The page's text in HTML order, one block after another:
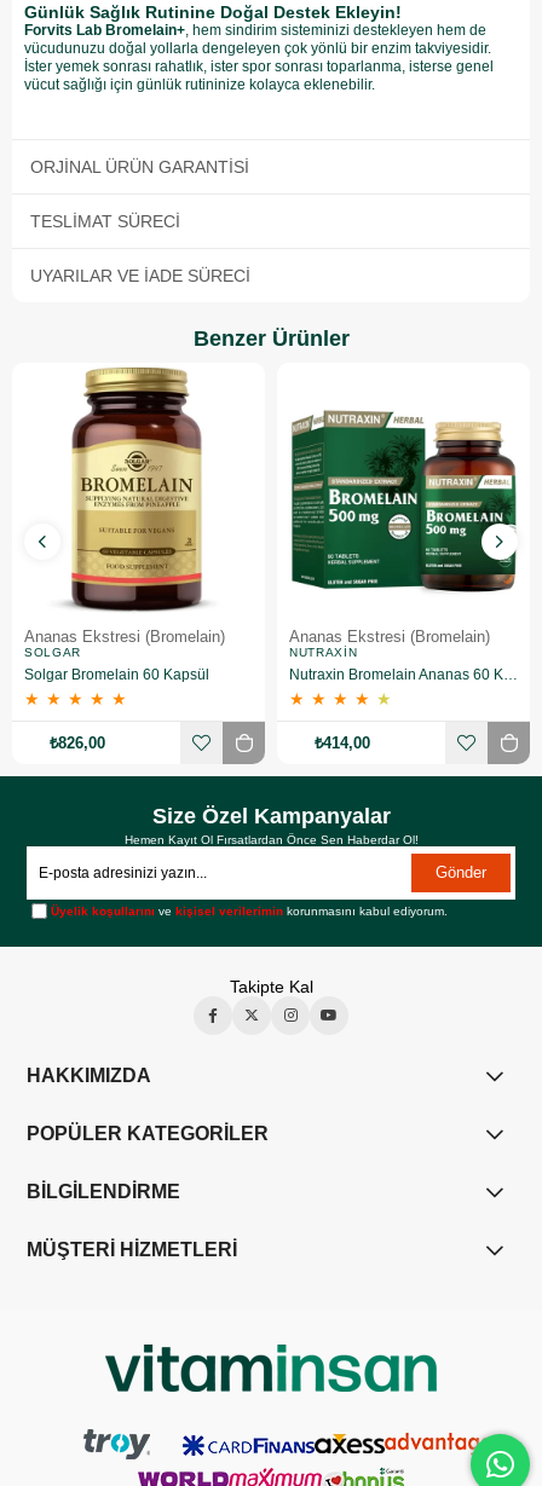
Günlük Sağlık Rutinine Doğal Destek Ekleyin!
Forvits Lab Bromelain+ , hem sindirim sisteminizi destekleyen hem de
vücudunuzu doğal yollarla dengeleyen çok yönlü bir enzim takviyesidir.
İster yemek sonrası rahatlık, ister spor sonrası toparlanma, isterse genel
vücut sağlığı için günlük rutininize kolayca eklenebilir.
ORJINAL ÜRÜN GARANTISI
TESLIMAT SÜRECI
UYARILAR VE İADE SÜRECI
Benzer Ürünler
Ananas Ekstresi (Bromelain)
SOLGAR
Solgar Bromelain 60 Kapsül
★ ★ ★ ★ ★
₺826,00
Ananas Ekstresi (Bromelain)
NUTRAXIN
★ ★ ★ ★ ★
₺414,00
Size Özel Kampanyalar
Hemen Kayıt Ol Fırsatlardan Önce Sen Haberdar Ol!
Gönder
Üyelik koşullarını vekişisel verilerimin korunmasını kabul ediyorum.
Takipte Kal
HAKKIMIZDA
POPÜLER KATEGORİLER
BİLGİLENDİRME
MÜŞTERİ HİZMETLERİ